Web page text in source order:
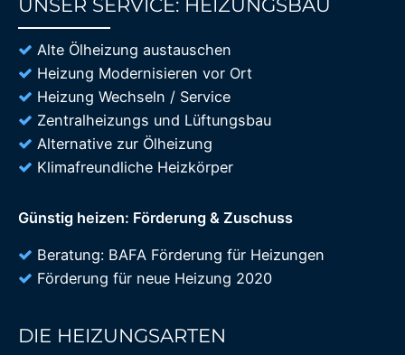
UNSER SERVICE: HEIZUNGSBAU
Alte Ölheizung austauschen
Heizung Modernisieren vor Ort
Heizung Wechseln / Service
Zentralheizungs und Lüftungsbau
Alternative zur Ölheizung
Klimafreundliche Heizkörper
Günstig heizen: Förderung & Zuschuss
Beratung: BAFA Förderung für Heizungen
Förderung für neue Heizung 2020
DIE HEIZUNGSARTEN